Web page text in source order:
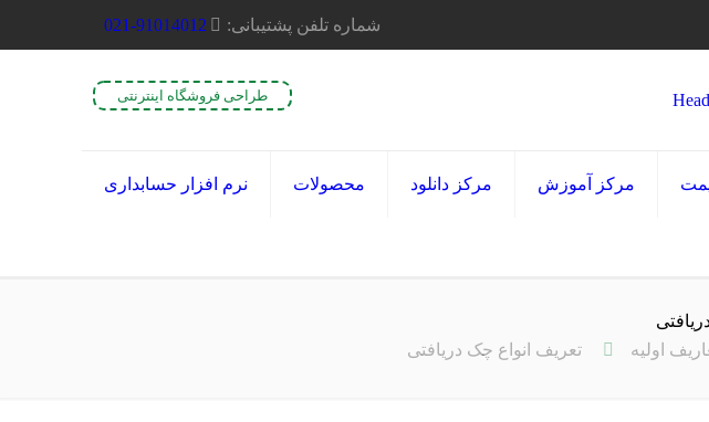
شماره تلفن پشتیبانی: 021-91014012
طراحی فروشگاه اینترنتی
نرم افزار حسابداری محصولات مرکز دانلود مرکز آموزش
اولیه تعریف انواع چک دریافتی